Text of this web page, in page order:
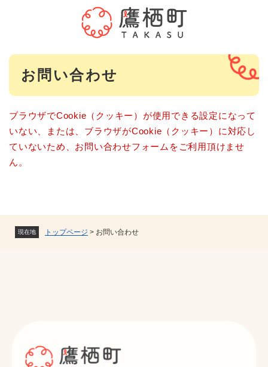
メニューを飛ばして本文へ
現在地 トップページ > お問い合わせ
本
お問い合わせ
ブラウザでCookie（クッキー）が使用できる設定になって
いない、または、ブラウザがCookie（クッキー）に対応し
ていないため、お問い合わせフォームをご利用頂けませ
ん。